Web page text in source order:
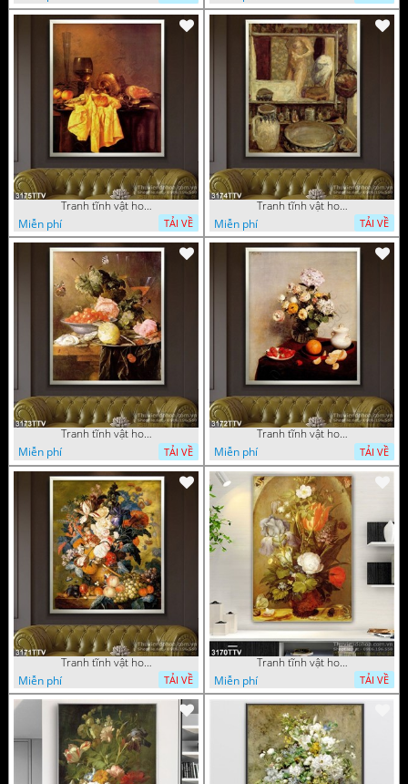
Tranh tĩnh vật hoa quả sơn dầu trang trí đẹp
Miễn phí
TẢI VỀ
Tranh tĩnh vật hoa quả sơn dầu nghệ thuật
Miễn phí
TẢI VỀ
Tranh tĩnh vật hoa quả sơn dầu độc đáo đẹp
Miễn phí
TẢI VỀ
Tranh tĩnh vật hoa quả sơn dầu trang trí phòng ngủ
Miễn phí
TẢI VỀ
Tranh tĩnh vật hoa quả sơn dầu đẹp
Miễn phí
TẢI VỀ
Tranh tĩnh vật hoa quả sơn dầu độc đáo
Miễn phí
TẢI VỀ